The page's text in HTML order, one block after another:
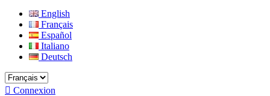
English
Français
Español
Italiano
Deutsch
 Connexion